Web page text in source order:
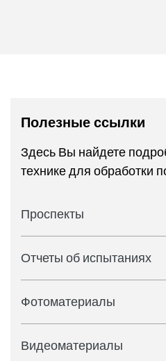
Полезные ссылки
Здесь Вы найдете
технике для обработки
Проспекты
Отчеты об испытаниях
Фотоматериалы
Видеоматериалы